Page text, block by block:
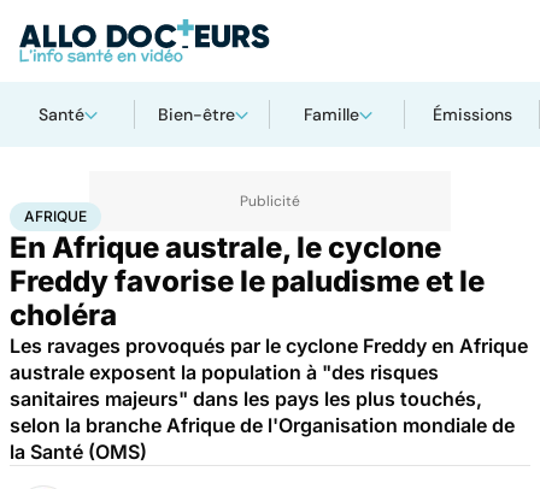
Santé Bien-être Famille Émissions
AccueilSanté
AFRIQUE
En Afrique australe, le cyclone
Freddy favorise le paludisme et le
choléra
Les ravages provoqués par le cyclone Freddy en Afrique
australe exposent la population à "des risques
sanitaires majeurs" dans les pays les plus touchés,
selon la branche Afrique de l'Organisation mondiale de
la Santé (OMS)